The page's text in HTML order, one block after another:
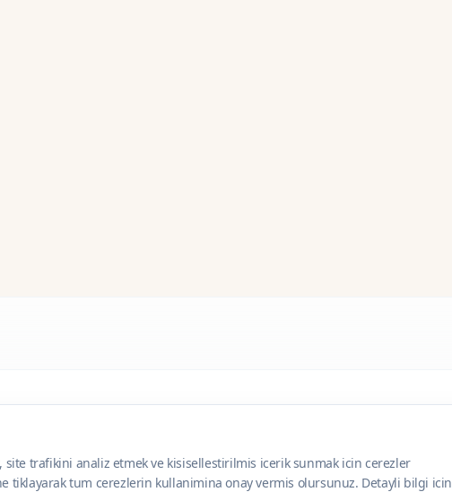
trafikini analiz etmek ve kisisellestirilmis icerik sunmak icin cerezler
tiklayarak tum cerezlerin kullanimina onay vermis olursunuz. Detayli bilgi icin